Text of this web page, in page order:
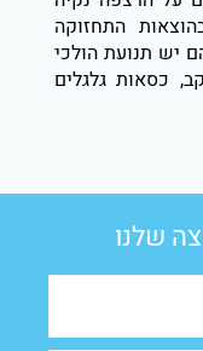
התחזוקה
יש תנועת הולכי
כסאות גלגלים
שלנו